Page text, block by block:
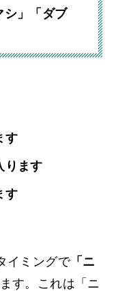
シ」「ダブ
す
ります
す
イミングで「ニ
す。これは「ニ